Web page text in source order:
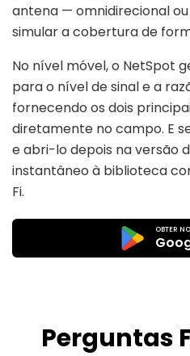
antena — omnidirecional
simular a cobertura de
No nível móvel, o NetSpot
para o nível de sinal e a
fornecendo os dois
diretamente no campo. E
e abri-lo depois na versão
instantâneo à biblioteca
Fi.
OBTER NO
Perguntas